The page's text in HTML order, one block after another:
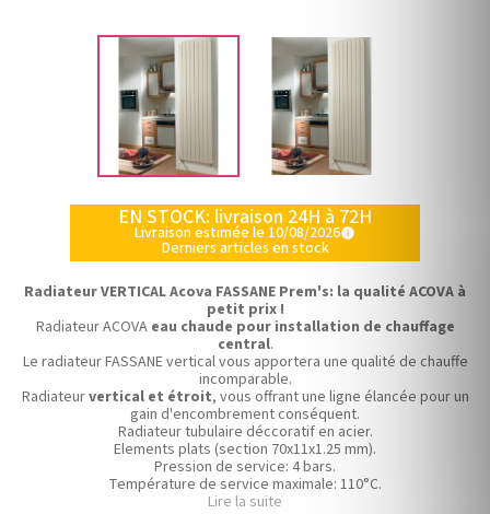
EN STOCK: livraison 24H à 72H
Livraison estimée le 10/08/2026info
Derniers articles en stock
Radiateur VERTICAL Acova FASSANE Prem's: la qualité ACOVA à
petit prix !
Radiateur ACOVA eau chaude pour installation de chauffage
central.
Le radiateur FASSANE vertical vous apportera une qualité de chauffe
incomparable.
Radiateurvertical et étroit, vous offrant une ligne élancée pour un
gain d'encombrement conséquent.
Radiateur tubulaire déccoratif en acier.
Elements plats (section 70x11x1.25 mm).
Pression de service: 4 bars.
Température de service maximale: 110°C.
Teinte BLANC RAL9016 uniquement.
Lire la suite